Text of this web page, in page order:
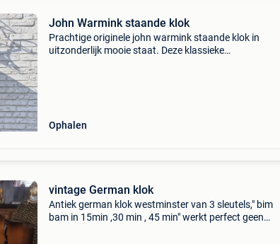
John Warmink staande klok
Prachtige originele john warmink staande klok in
uitzonderlijk mooie staat. Deze klassieke
Ophalen
vintage German klok
Antiek german klok westminster van 3 sleutels," bim
bam in 15min ,30 min , 45 min" werkt perfect geen